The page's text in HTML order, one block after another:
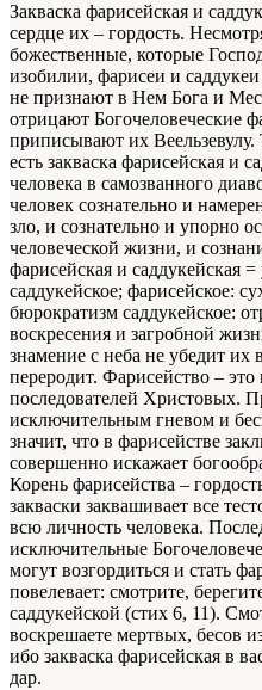
Закваска фарисейская и
сердце их – гордость.
божественные, которые
изобилии, фарисеи и
не признают в Нем Бога и
отрицают Богочеловеческие
приписывают их Веельзевулу.
есть закваска фарисейская и
человека в самозванного
человек сознательно и
зло, и сознательно и упорно
человеческой жизни, и
фарисейская и саддукейская
саддукейское; фарисейское:
бюрократизм саддукейское:
воскресения и загробной
знамение с неба не убедит
переродит. Фарисейство –
последователей Христовых.
исключительным гневом и
значит, что в фарисействе
совершенно искажает
Корень фарисейства –
закваски заквашивает все
всю личность человека.
исключительные
могут возгордиться и стать
повелевает: смотрите,
саддукейской (стих 6, 11).
воскрешаете мертвых, бесов
ибо закваска фарисейская в
дар.